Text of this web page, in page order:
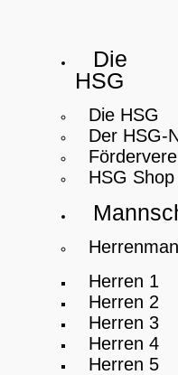
Die
HSG
Die HSG
Der HSG-
HSG Shop
Herren 1
Herren 2
Herren 3
Herren 4
Herren 5